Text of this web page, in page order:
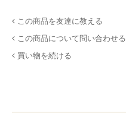
この商品を友達に教える
この商品について問い合わせる
買い物を続ける